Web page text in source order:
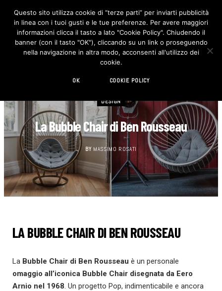
F
c
e
b
o
I
n
s
t
DESIGN
La Bubble Chair di Ben Rousseau
BY MASSIMO ROSATI
LA BUBBLE CHAIR DI BEN ROUSSEAU
La Bubble Chair di Ben Rousseau è un personale
omaggio all’iconica Bubble Chair disegnata da Eero
Arnio nel 1968. Un progetto Pop, indimenticabile e ancora
Questo sito utilizza cookie di “terze parti” per inviarti pubblicità
in linea con i tuoi gusti e le tue preferenze. Per avere maggiori
informazioni clicca il tasto a lato "Cookie Policy". Chiudendo il
banner (con il tasto "OK"), cliccando su un link o proseguendo
nella navigazione in altra modo, acconsenti all'utilizzo dei
cookie.
OK COOKIE POLICY